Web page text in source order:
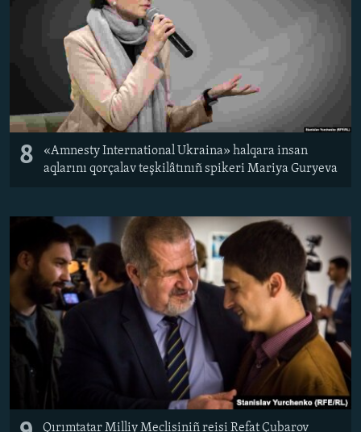
8
«Amnesty International Ukraina» halqara insan
aqlarını qorçalav teşkilâtınıñ spikeri Mariya Guryeva
Qırımtatar Milliy Meclisiniñ reisi Refat Çubarov